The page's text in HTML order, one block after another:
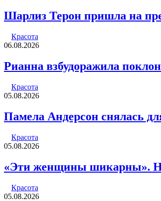
Шарлиз Терон пришла на
Красота
06.08.2026
Рианна взбудоражила
Красота
05.08.2026
Памела Андерсон снялась
Красота
05.08.2026
«Эти женщины шикарны».
Красота
05.08.2026